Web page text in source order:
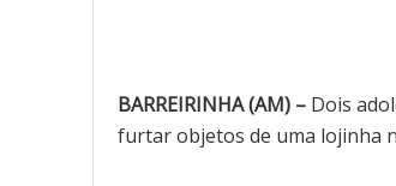
BARREIRINHA (AM) – Dois
furtar objetos de uma lojinha